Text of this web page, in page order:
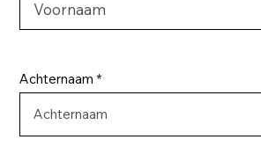
Achternaam